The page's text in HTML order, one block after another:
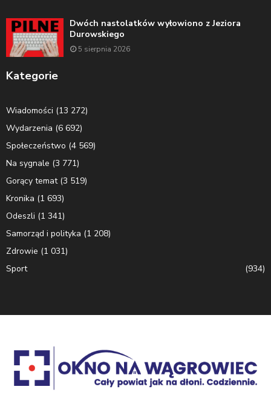
Dwóch nastolatków wyłowiono z Jeziora
Durowskiego
5 sierpnia 2026
Kategorie
Wiadomości (13 272)
Wydarzenia (6 692)
Społeczeństwo (4 569)
Na sygnale (3 771)
Gorący temat(3 519)
Kronika (1 693)
Odeszli (1 341)
Samorząd i polityka (1 208)
Zdrowie (1 031)
Sport
(934)